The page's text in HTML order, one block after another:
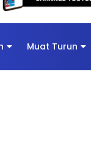
Muat Turun